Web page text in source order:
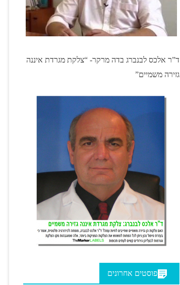
ד”ר אלכס לבנברג בדה מרקר- “צלקת מגרדת איננה
גזירה משמיים”
פוסטים אחרונים